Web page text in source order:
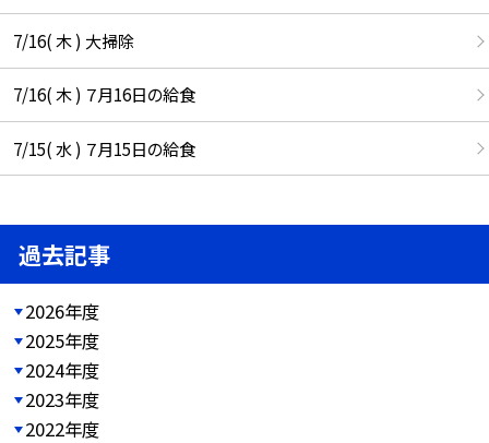
7/16( 木 ) 大掃除
7/16( 木 ) ７月16日の給食
7/15( 水 ) ７月15日の給食
過去記事
2026年度
2025年度
2024年度
2023年度
2022年度